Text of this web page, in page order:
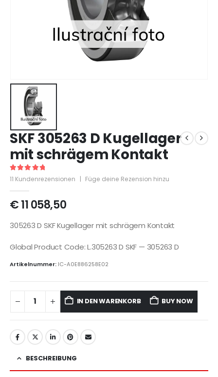
SKF 305263 D Kugellager
mit schrägem Kontakt
5 out of 5
11 Kundenrezensionen | Füge deine Rezension hinzu
€11 058,50
305263 D SKF Kugellager mit schrägem Kontakt
Global Product Code: L.305263 D SKF — 305263 D
Artikelnummer: IC-A0E886258E02
IN DEN WARENKORB BUY NOW
BESCHREIBUNG